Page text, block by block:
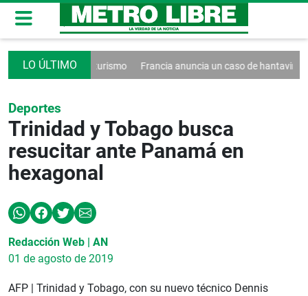
contra el turismo Francia anuncia un caso de hantavirus Andes
Deportes
Trinidad y Tobago busca
resucitar ante Panamá en
hexagonal
Redacción Web | AN
01 de agosto de 2019
AFP | Trinidad y Tobago, con su nuevo técnico Dennis